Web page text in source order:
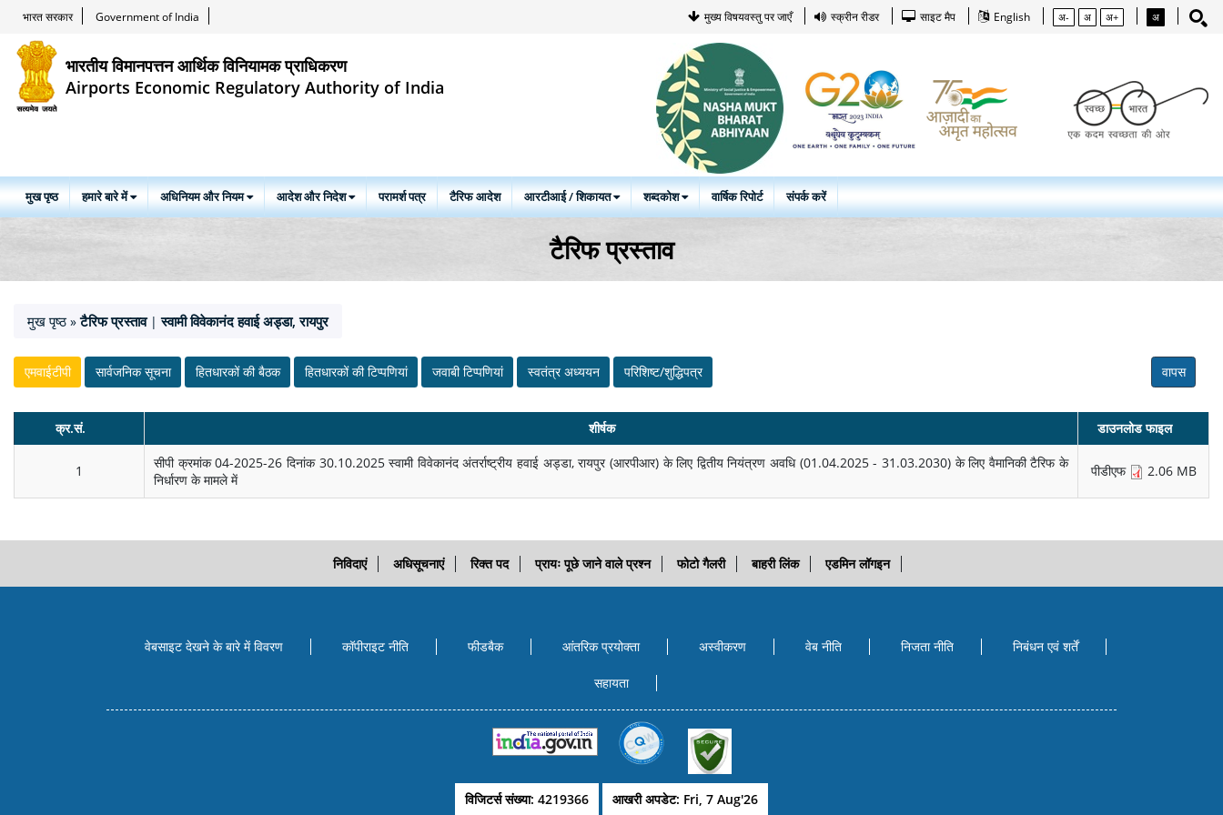
भारत सरकार Government of India मुख्य विषयवस्तु पर जाएँ स्क्रीन रीडर साइट मैप English अ- अ अ+ अ
भारतीय विमानपत्तन आर्थिक विनियामक प्राधिकरण
Airports Economic Regulatory Authority of India
मुख पृष्ठ हमारे बारे में अधिनियम और नियम आदेश और निदेश परामर्श पत्र टैरिफ आदेश आरटीआई / शिकायत शब्दकोश वार्षिक रिपोर्ट संपर्क करें
टैरिफ प्रस्ताव
मुख पृष्ठ » टैरिफ प्रस्ताव |स्वामी विवेकानंद हवाई अड्डा, रायपुर
एमवाईटीपी सार्वजनिक सूचना हितधारकों की बैठक हितधारकों की टिप्‍पणियां जवाबी टिप्‍पणियां स्‍वतंत्र अध्‍ययन परिशिष्ट/शुद्धिपत्र वापस
क्र.सं. शीर्षक डाउनलोड फाइल
1
सीपी क्रमांक 04-2025-26 दिनांक 30.10.2025 स्वामी विवेकानंद अंतर्राष्ट्रीय हवाई अड्डा, रायपुर (आरपीआर) के लिए द्वितीय नियंत्रण अवधि (01.04.2025 - 31.03.2030) के लिए वैमानिकी टैरिफ के
निर्धारण के मामले में
पीडीएफ 2.06 MB
निविदाएं अधिसूचनाएं रिक्त पद प्रायः पूछे जाने वाले प्रश्न फोटो गैलरी बाहरी लिंक एडमिन लॉगइन
वेबसाइट देखने के बारे में विवरण कॉपीराइट नीति फीडबैक आंतरिक प्रयोक्‍ता अस्वीकरण वेब नीति निजता नीति निबंधन एवं शर्तें
सहायता
विजिटर्स संख्या: 4219366 आखरी अपडेट: Fri, 7 Aug'26